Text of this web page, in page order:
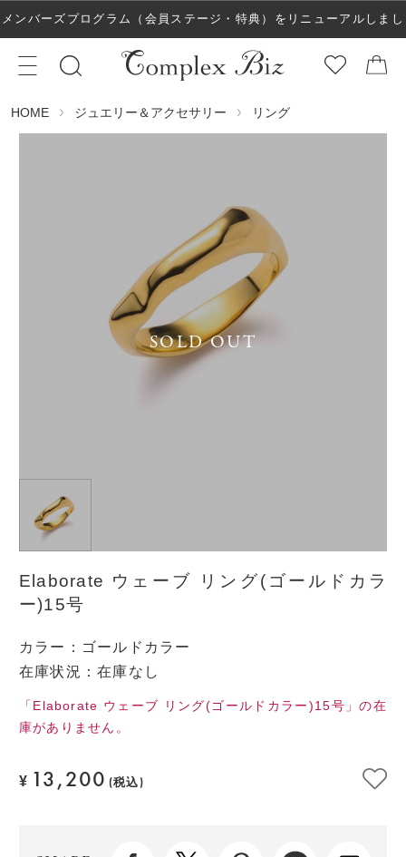
メンバーズプログラム（会員ステージ・特典）をリニューアルしまし
た！
HOME ジュエリー＆アクセサリー リング
SOLD OUT
Elaborate ウェーブ リング(ゴールドカラ
ー)15号
カラー ： ゴールドカラー
在庫状況：在庫なし
「Elaborate ウェーブ リング(ゴールドカラー)15号」の在
庫がありません。
¥ 13,200 (税込)